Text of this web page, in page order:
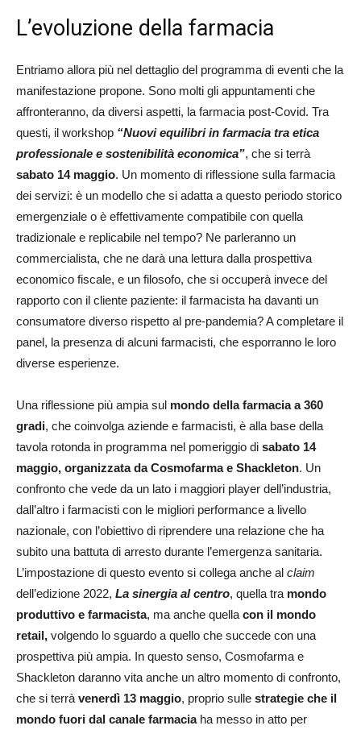
L’evoluzione della farmacia
Entriamo allora più nel dettaglio del programma di eventi che la
manifestazione propone. Sono molti gli appuntamenti che
affronteranno, da diversi aspetti, la farmacia post-Covid. Tra
questi, il workshop “Nuovi equilibri in farmacia tra etica
professionale e sostenibilità economica”, che si terrà
sabato 14 maggio. Un momento di riflessione sulla farmacia
dei servizi: è un modello che si adatta a questo periodo storico
emergenziale o è effettivamente compatibile con quella
tradizionale e replicabile nel tempo? Ne parleranno un
commercialista, che ne darà una lettura dalla prospettiva
economico fiscale, e un filosofo, che si occuperà invece del
rapporto con il cliente paziente: il farmacista ha davanti un
consumatore diverso rispetto al pre-pandemia? A completare il
panel, la presenza di alcuni farmacisti, che esporranno le loro
diverse esperienze.
Una riflessione più ampia sul mondo della farmacia a 360
gradi, che coinvolga aziende e farmacisti, è alla base della
tavola rotonda in programma nel pomeriggio di sabato 14
maggio, organizzata da Cosmofarma e Shackleton. Un
confronto che vede da un lato i maggiori player dell’industria,
dall’altro i farmacisti con le migliori performance a livello
nazionale, con l’obiettivo di riprendere una relazione che ha
subito una battuta di arresto durante l’emergenza sanitaria.
L’impostazione di questo evento si collega anche al claim
dell’edizione 2022, La sinergia al centro, quella tra mondo
produttivo e farmacista, ma anche quella con il mondo
retail, volgendo lo sguardo a quello che succede con una
prospettiva più ampia. In questo senso, Cosmofarma e
Shackleton daranno vita anche un altro momento di confronto,
che si terrà venerdì 13 maggio, proprio sulle strategie che il
mondo fuori dal canale farmaciaha messo in atto per